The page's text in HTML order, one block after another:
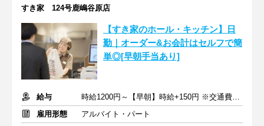
すき家 124号鹿嶋谷原店
【すき家のホール・キッチン】日
勤｜オーダー&お会計はセルフで簡
単◎[早朝手当あり]
給与
時給1200円～【早朝】時給+150円 ※交通費支給
雇用形態
アルバイト・パート